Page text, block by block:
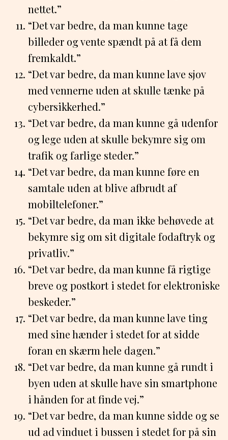
nettet.”
“Det var bedre, da man kunne tage
billeder og vente spændt på at få dem
fremkaldt.”
“Det var bedre, da man kunne lave sjov
med vennerne uden at skulle tænke på
cybersikkerhed.”
“Det var bedre, da man kunne gå udenfor
og lege uden at skulle bekymre sig om
trafik og farlige steder.”
“Det var bedre, da man kunne føre en
samtale uden at blive afbrudt af
mobiltelefoner.”
“Det var bedre, da man ikke behøvede at
bekymre sig om sit digitale fodaftryk og
privatliv.”
“Det var bedre, da man kunne få rigtige
breve og postkort i stedet for elektroniske
beskeder.”
“Det var bedre, da man kunne lave ting
med sine hænder i stedet for at sidde
foran en skærm hele dagen.”
“Det var bedre, da man kunne gå rundt i
byen uden at skulle have sin smartphone
i hånden for at finde vej.”
“Det var bedre, da man kunne sidde og se
ud ad vinduet i bussen i stedet for på sin